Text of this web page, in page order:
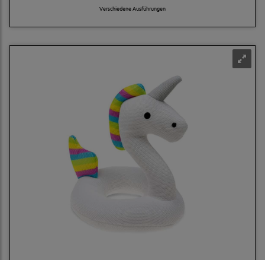
Verschiedene Ausführungen